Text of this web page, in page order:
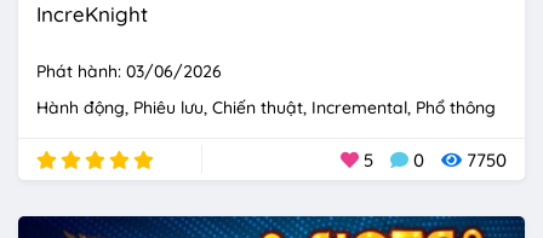
IncreKnight
Phát hành: 03/06/2026
Hành động Phiêu lưu Chiến thuật Incremental Phổ thông
5 0 7750